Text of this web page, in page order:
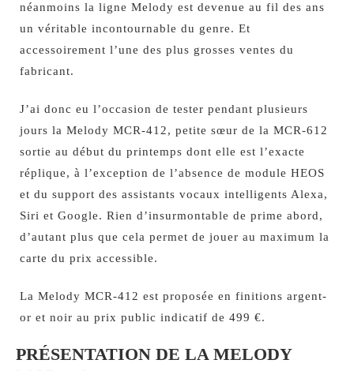
néanmoins la ligne Melody est devenue au fil des ans
un véritable incontournable du genre. Et
accessoirement l’une des plus grosses ventes du
fabricant.
J’ai donc eu l’occasion de tester pendant plusieurs
jours la Melody MCR-412, petite sœur de la MCR-612
sortie au début du printemps dont elle est l’exacte
réplique, à l’exception de l’absence de module HEOS
et du support des assistants vocaux intelligents Alexa,
Siri et Google. Rien d’insurmontable de prime abord,
d’autant plus que cela permet de jouer au maximum la
carte du prix accessible.
La Melody MCR-412 est proposée en finitions argent-
or et noir au prix public indicatif de 499 €.
PRÉSENTATION DE LA MELODY